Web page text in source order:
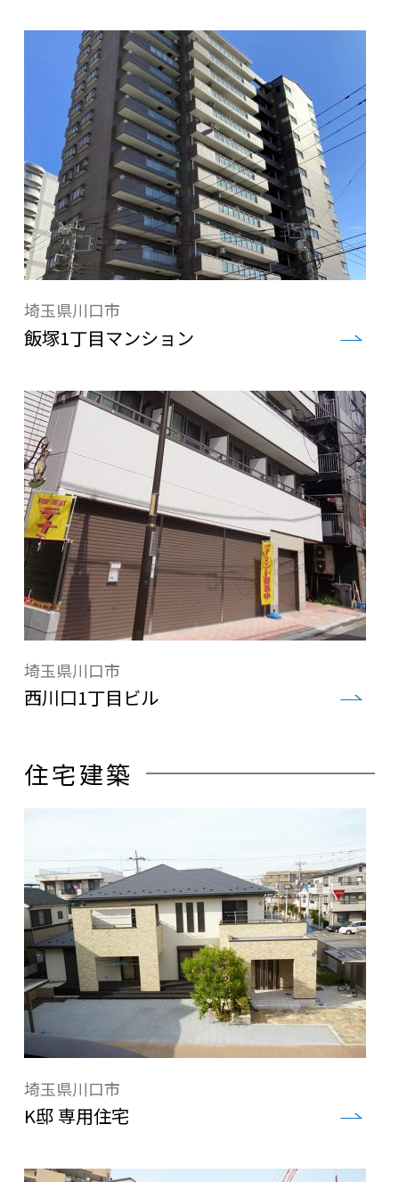
埼玉県川口市
飯塚1丁目マンション
埼玉県川口市
西川口1丁目ビル
住宅建築
埼玉県川口市
K邸 専用住宅